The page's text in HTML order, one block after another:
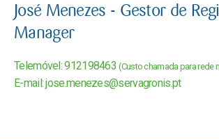
José Menezes - Gestor de
Manager
Telemóvel: 912198463(Custo chamada para rede
E-mail: jose.menezes@servagronis.pt